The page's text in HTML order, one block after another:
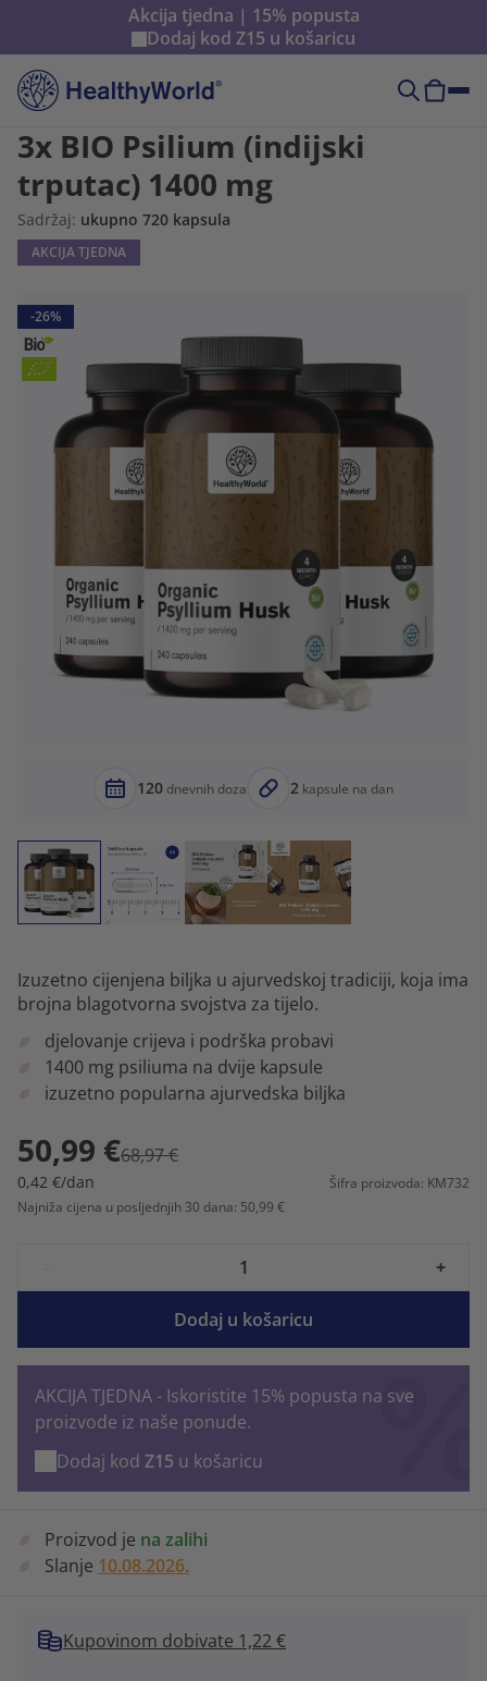
Akcija tjedna | 15% popusta
Dodaj kod Z15 u košaricu
3x BIO Psilium (indijski
trputac) 1400 mg
Sadržaj: ukupno 720 kapsula
AKCIJA TJEDNA
-26%
120 dnevnih doza 2 kapsule na dan
Izuzetno cijenjena biljka u ajurvedskoj tradiciji, koja ima
brojna blagotvorna svojstva za tijelo.
djelovanje crijeva i podrška probavi
1400 mg psiliuma na dvije kapsule
izuzetno popularna ajurvedska biljka
50,99 €68,97 €
0,42 €/dan
Šifra proizvoda: KM732
Najniža cijena u posljednjih 30 dana: 50,99 €
+
Dodaj u košaricu
AKCIJA TJEDNA - Iskoristite 15% popusta na sve
proizvode iz naše ponude.
Dodaj kod Z15 u košaricu
Proizvod je na zalihi
Slanje 10.08.2026.
Kupovinom dobivate 1,22 €